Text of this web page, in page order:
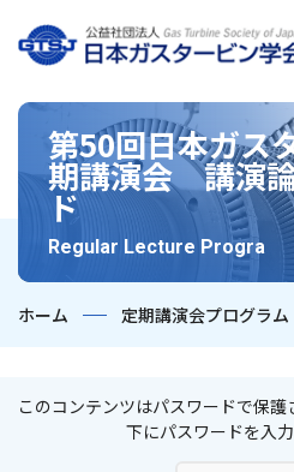
第50回日本ガス
期講演会 講演
ド
Regular Lecture Progra
ホーム 定期講演会プログラム
このコンテンツはパスワードで保
下にパスワードを入